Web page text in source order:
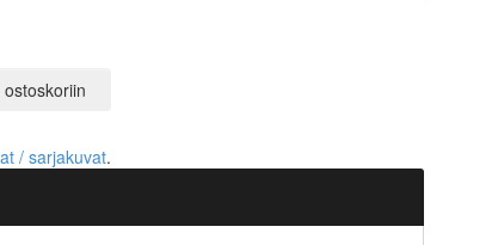
ostoskoriin
/ sarjakuvat.